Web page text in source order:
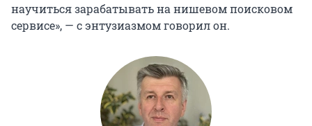
научиться зарабатывать на нишевом поисковом
сервисе», — с энтузиазмом говорил он.